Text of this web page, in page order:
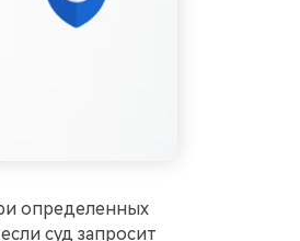
определенных
суд запросит